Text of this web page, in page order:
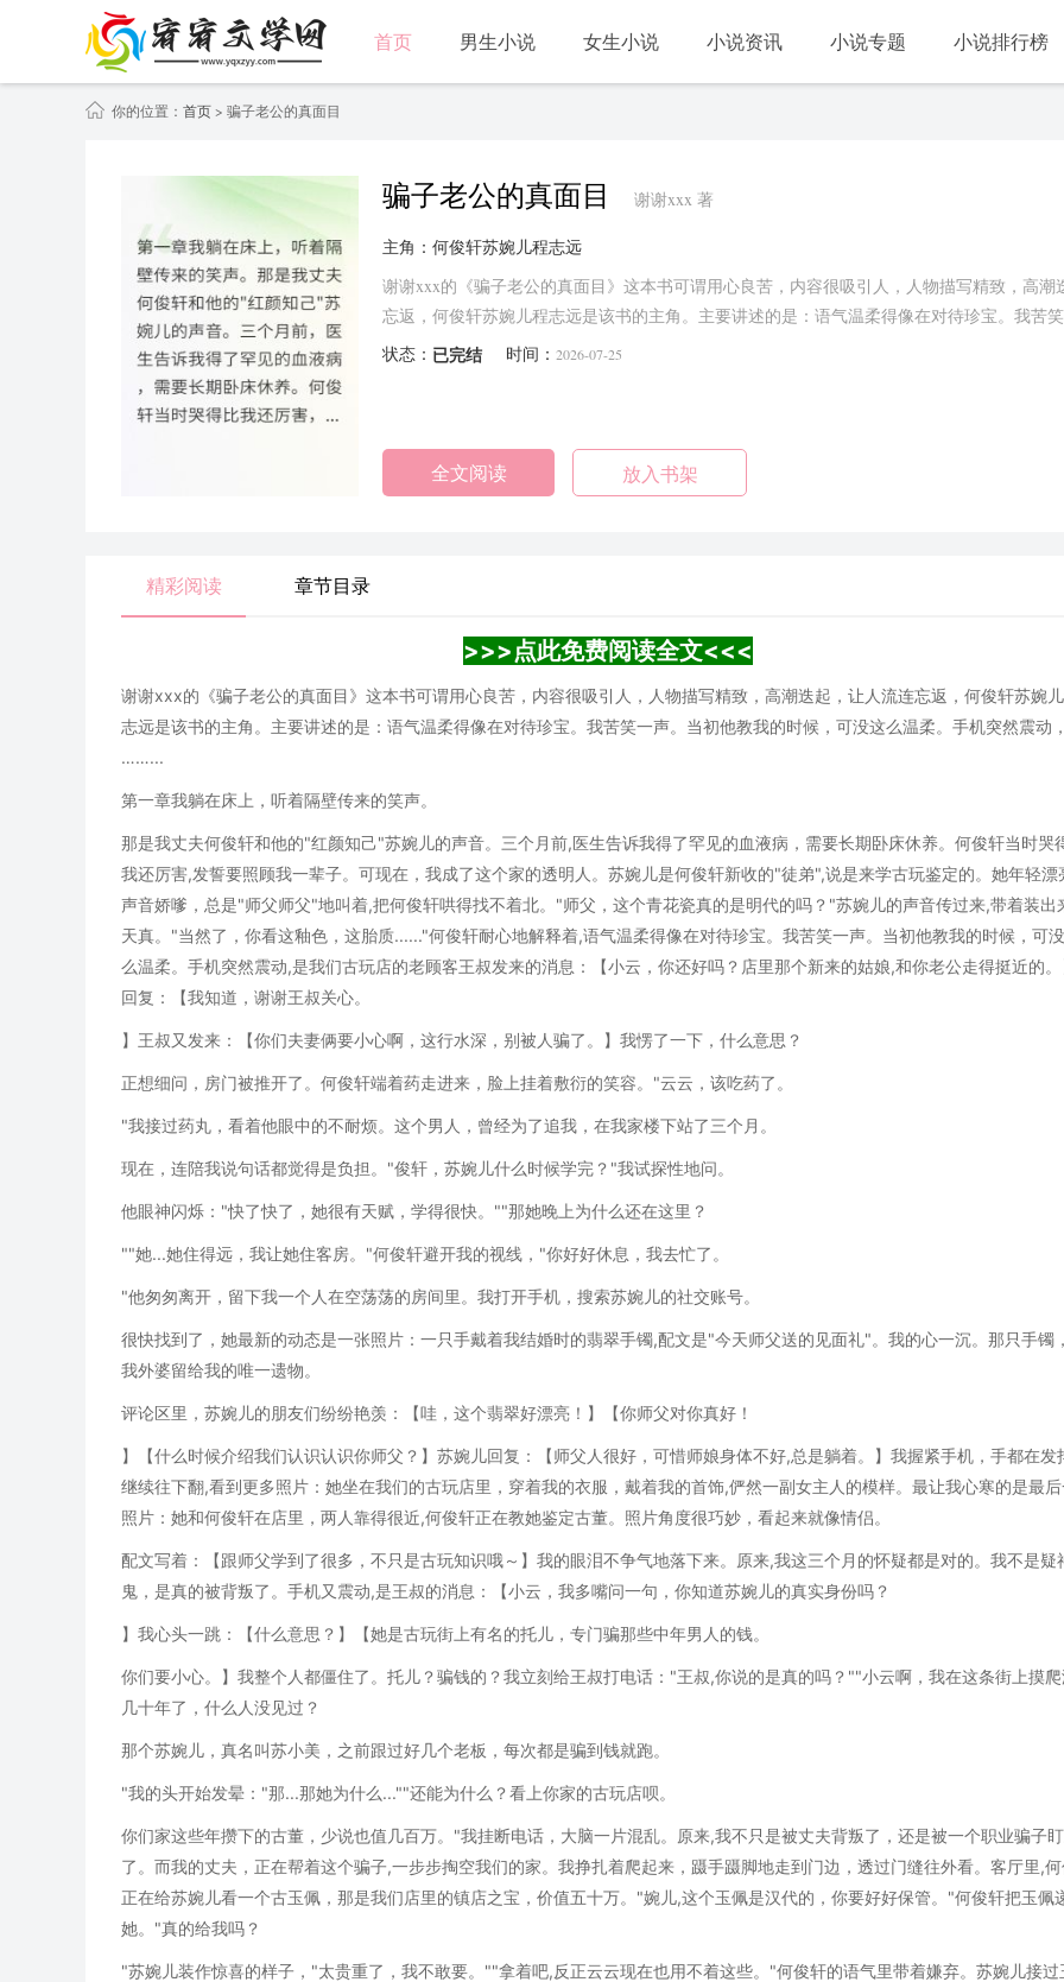
首页 男生小说 女生小说 小说资讯 小说专题 小说排行榜
你的位置： 首页> 骗子老公的真面目
骗子老公的真面目 谢谢xxx 著
主角：何俊轩苏婉儿程志远
谢谢xxx的《骗子老公的真面目》这本书可谓用心良苦，内容很吸引人，人物描写精致，高潮
忘返，何俊轩苏婉儿程志远是该书的主角。主要讲述的是：语气温柔得像在对待珍宝。我苦
我的时候，可没这么温柔。手机突然震动，……...
状态： 已完结 时间： 2026-07-25
全文阅读 放入书架
精彩阅读 章节目录
>>>点此免费阅读全文<<<
谢谢xxx的《骗子老公的真面目》这本书可谓用心良苦，内容很吸引人，人物描写精致，高潮迭起，让人流连忘返，何俊轩苏婉
志远是该书的主角。主要讲述的是：语气温柔得像在对待珍宝。我苦笑一声。当初他教我的时候，可没这么温柔。手机突然震动，
……...
第一章我躺在床上，听着隔壁传来的笑声。
那是我丈夫何俊轩和他的"红颜知己"苏婉儿的声音。三个月前,医生告诉我得了罕见的血液病，需要长期卧床休养。何俊轩当时哭
我还厉害,发誓要照顾我一辈子。可现在，我成了这个家的透明人。苏婉儿是何俊轩新收的"徒弟",说是来学古玩鉴定的。她年轻漂
声音娇嗲，总是"师父师父"地叫着,把何俊轩哄得找不着北。"师父，这个青花瓷真的是明代的吗？"苏婉儿的声音传过来,带着装出
天真。"当然了，你看这釉色，这胎质......"何俊轩耐心地解释着,语气温柔得像在对待珍宝。我苦笑一声。当初他教我的时候，可
么温柔。手机突然震动,是我们古玩店的老顾客王叔发来的消息：【小云，你还好吗？店里那个新来的姑娘,和你老公走得挺近的
回复：【我知道，谢谢王叔关心。
】王叔又发来：【你们夫妻俩要小心啊，这行水深，别被人骗了。】我愣了一下，什么意思？
正想细问，房门被推开了。何俊轩端着药走进来，脸上挂着敷衍的笑容。"云云，该吃药了。
"我接过药丸，看着他眼中的不耐烦。这个男人，曾经为了追我，在我家楼下站了三个月。
现在，连陪我说句话都觉得是负担。"俊轩，苏婉儿什么时候学完？"我试探性地问。
他眼神闪烁："快了快了，她很有天赋，学得很快。""那她晚上为什么还在这里？
""她...她住得远，我让她住客房。"何俊轩避开我的视线，"你好好休息，我去忙了。
"他匆匆离开，留下我一个人在空荡荡的房间里。我打开手机，搜索苏婉儿的社交账号。
很快找到了，她最新的动态是一张照片：一只手戴着我结婚时的翡翠手镯,配文是"今天师父送的见面礼"。我的心一沉。那只手镯
我外婆留给我的唯一遗物。
评论区里，苏婉儿的朋友们纷纷艳羡：【哇，这个翡翠好漂亮！】【你师父对你真好！
】【什么时候介绍我们认识认识你师父？】苏婉儿回复：【师父人很好，可惜师娘身体不好,总是躺着。】我握紧手机，手都在发
继续往下翻,看到更多照片：她坐在我们的古玩店里，穿着我的衣服，戴着我的首饰,俨然一副女主人的模样。最让我心寒的是最
照片：她和何俊轩在店里，两人靠得很近,何俊轩正在教她鉴定古董。照片角度很巧妙，看起来就像情侣。
配文写着：【跟师父学到了很多，不只是古玩知识哦～】我的眼泪不争气地落下来。原来,我这三个月的怀疑都是对的。我不是疑
鬼，是真的被背叛了。手机又震动,是王叔的消息：【小云，我多嘴问一句，你知道苏婉儿的真实身份吗？
】我心头一跳：【什么意思？】【她是古玩街上有名的托儿，专门骗那些中年男人的钱。
你们要小心。】我整个人都僵住了。托儿？骗钱的？我立刻给王叔打电话："王叔,你说的是真的吗？""小云啊，我在这条街上摸
几十年了，什么人没见过？
那个苏婉儿，真名叫苏小美，之前跟过好几个老板，每次都是骗到钱就跑。
"我的头开始发晕："那...那她为什么...""还能为什么？看上你家的古玩店呗。
你们家这些年攒下的古董，少说也值几百万。"我挂断电话，大脑一片混乱。原来,我不只是被丈夫背叛了，还是被一个职业骗子
了。而我的丈夫，正在帮着这个骗子,一步步掏空我们的家。我挣扎着爬起来，蹑手蹑脚地走到门边，透过门缝往外看。客厅里,
正在给苏婉儿看一个古玉佩，那是我们店里的镇店之宝，价值五十万。"婉儿,这个玉佩是汉代的，你要好好保管。"何俊轩把玉佩
她。"真的给我吗？
"苏婉儿装作惊喜的样子，"太贵重了，我不敢要。""拿着吧,反正云云现在也用不着这些。"何俊轩的语气里带着嫌弃。苏婉儿接过